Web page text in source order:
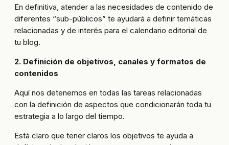
En definitiva, atender a las necesidades de contenido de
diferentes “sub-públicos” te ayudará a definir temáticas
relacionadas y de interés para el calendario editorial de
tu blog.
2. Definición de objetivos, canales y formatos de
contenidos
Aquí nos detenemos en todas las tareas relacionadas
con la definición de aspectos que condicionarán toda tu
estrategia a lo largo del tiempo.
Está claro que tener claros los objetivos te ayuda a